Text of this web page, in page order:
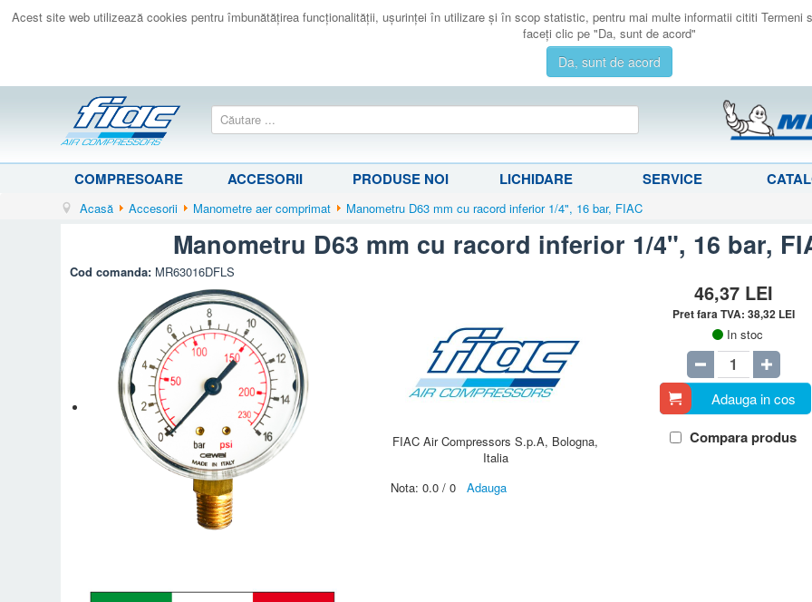
Acest site web utilizează cookies pentru îmbunătăţirea funcţionalităţii, uşurinţei în utilizare şi în scop statistic, pentru mai multe informatii cititi
faceţi clic pe "Da, sunt de acord"
Da, sunt de acord
COMPRESOARE ACCESORII PRODUSE NOI LICHIDARE SERVICE
Acasă Accesorii Manometre aer comprimat Manometru D63 mm cu racord inferior 1/4", 16 bar, FIAC
Manometru D63 mm cu racord inferior 1/4", 16 bar,
Cod comanda: MR63016DFLS
FIAC Air Compressors S.p.A, Bologna,
Italia
Nota: 0.0 / 0 Adauga
46,37 LEI
Pret fara TVA: 38,32 LEI
In stoc
Adauga in cos
Compara produs